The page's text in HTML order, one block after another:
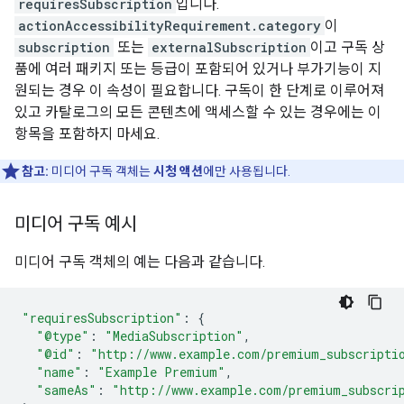
requiresSubscription 입니다.
actionAccessibilityRequirement.category 이
subscription 또는 externalSubscription 이고 구독 상
품에 여러 패키지 또는 등급이 포함되어 있거나 부가기능이 지
원되는 경우 이 속성이 필요합니다. 구독이 한 단계로 이루어져
있고 카탈로그의 모든 콘텐츠에 액세스할 수 있는 경우에는 이
항목을 포함하지 마세요.
참고: 미디어 구독 객체는시청 액션에만 사용됩니다.
미디어 구독 예시
미디어 구독 객체의 예는 다음과 같습니다.
"requiresSubscription" :
{
"@type" : "MediaSubscription" ,
"@id" :
"http://www.example.com/
"name" : "Example Premium" ,
"sameAs" :
"http://www.example.com/